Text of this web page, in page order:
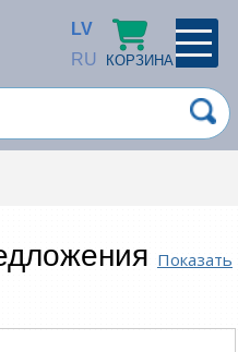
LV
RU
КОРЗИНА
Показать